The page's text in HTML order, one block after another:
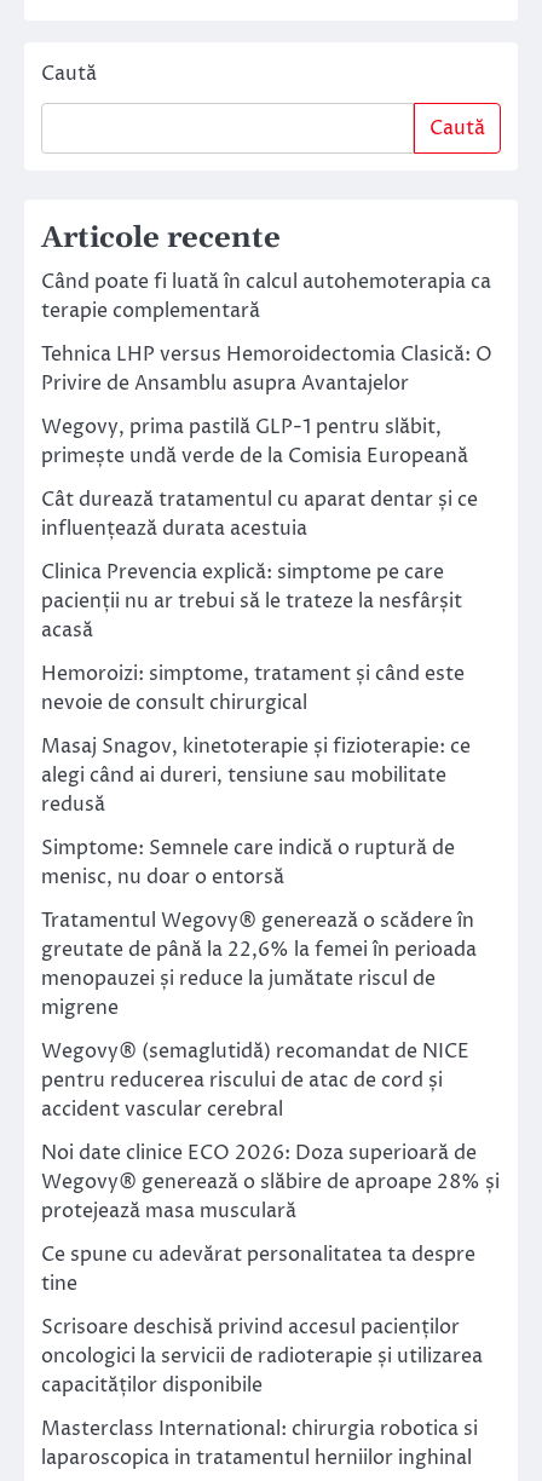
Caută
Caută
Articole recente
Când poate fi luată în calcul autohemoterapia ca
terapie complementară
Tehnica LHP versus Hemoroidectomia Clasică: O
Privire de Ansamblu asupra Avantajelor
Wegovy, prima pastilă GLP-1 pentru slăbit,
primește undă verde de la Comisia Europeană
Cât durează tratamentul cu aparat dentar și ce
influențează durata acestuia
Clinica Prevencia explică: simptome pe care
pacienții nu ar trebui să le trateze la nesfârșit
acasă
Hemoroizi: simptome, tratament și când este
nevoie de consult chirurgical
Masaj Snagov, kinetoterapie și fizioterapie: ce
alegi când ai dureri, tensiune sau mobilitate
redusă
Simptome: Semnele care indică o ruptură de
menisc, nu doar o entorsă
Tratamentul Wegovy® generează o scădere în
greutate de până la 22,6% la femei în perioada
menopauzei și reduce la jumătate riscul de
migrene
Wegovy® (semaglutidă) recomandat de NICE
pentru reducerea riscului de atac de cord și
accident vascular cerebral
Noi date clinice ECO 2026: Doza superioară de
Wegovy® generează o slăbire de aproape 28% și
protejează masa musculară
Ce spune cu adevărat personalitatea ta despre
tine
Scrisoare deschisă privind accesul pacienților
oncologici la servicii de radioterapie și utilizarea
capacităților disponibile
Masterclass International: chirurgia robotica si
laparoscopica in tratamentul herniilor inghinal